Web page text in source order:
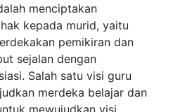
menciptakan
kepada murid, yaitu
pemikiran dan
sejalan dengan
Salah satu visi guru
merdeka belajar dan
mewujudkan visi